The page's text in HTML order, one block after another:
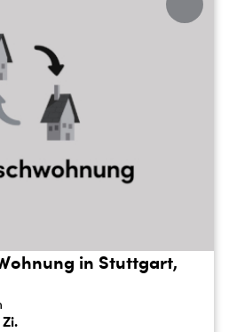
in Stuttgart,